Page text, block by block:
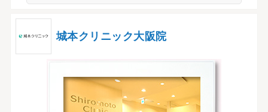
城本クリニック大阪院